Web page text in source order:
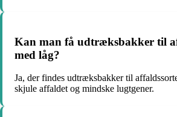
Kan man få udtræksbakker til
med låg?
Ja, der findes udtræksbakker til
skjule affaldet og mindske lugtgener.